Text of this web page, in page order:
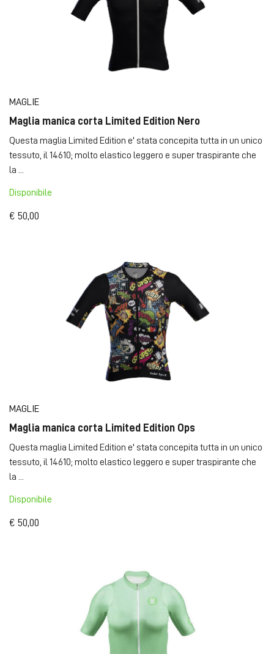
MAGLIE
Maglia manica corta Limited Edition Nero
Questa maglia Limited Edition e' stata concepita tutta in un unico
tessuto, il 14610; molto elastico leggero e super traspirante che
la ...
Disponibile
€ 50,00
MAGLIE
Maglia manica corta Limited Edition Ops
Questa maglia Limited Edition e' stata concepita tutta in un unico
tessuto, il 14610; molto elastico leggero e super traspirante che
la ...
Disponibile
€ 50,00